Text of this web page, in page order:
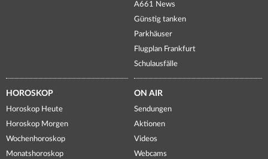
A661 News
Günstig tanken
Parkhäuser
Flugplan Frankfurt
Schulausfälle
HOROSKOP
Horoskop Heute
Horoskop Morgen
Wochenhoroskop
Monatshoroskop
ON AIR
Sendungen
Aktionen
Videos
Webcams